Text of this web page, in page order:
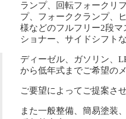
ランプ、回転フォークリ
プ、フォーククランプ、
様などのフルフリー2段
ショナー、サイドシフト
ディーゼル、ガソリン、
から低年式までご希望の
ご要望によってご提案さ
また一般整備、簡易塗装